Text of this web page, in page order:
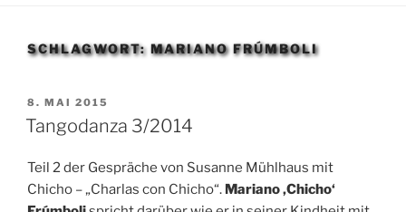
SCHLAGWORT: MARIANO FRÚMBOLI
VERÖFFENTLICHT
AM
8. MAI 2015
Tangodanza 3/2014
Teil 2 der Gespräche von Susanne Mühlhaus mit
Chicho – „Charlas con Chicho“. Mariano ‚Chicho‘